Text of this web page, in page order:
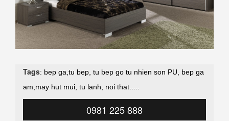
Tags: bep ga tu bep tu bep go tu nhien son PU
bep ga
am may hut mui tu lanh noi that
0981 225 888